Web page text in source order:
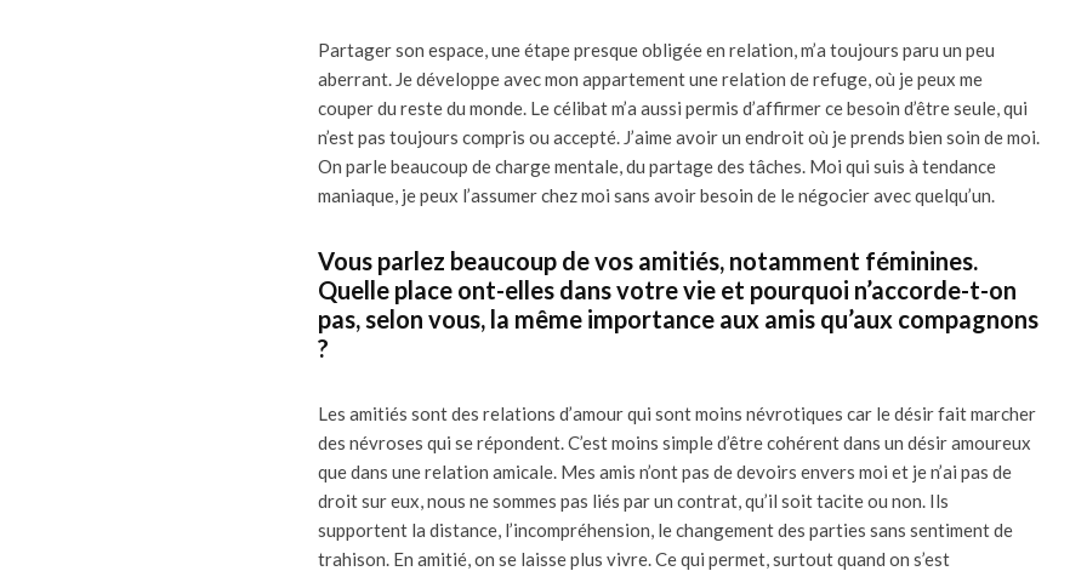
Partager son espace, une étape presque obligée en relation, m’a toujours paru un peu
aberrant. Je développe avec mon appartement une relation de refuge, où je peux me
couper du reste du monde. Le célibat m’a aussi permis d’affirmer ce besoin d’être seule, qui
n’est pas toujours compris ou accepté. J’aime avoir un endroit où je prends bien soin de moi.
On parle beaucoup de charge mentale, du partage des tâches. Moi qui suis à tendance
maniaque, je peux l’assumer chez moi sans avoir besoin de le négocier avec quelqu’un.
Vous parlez beaucoup de vos amitiés, notamment féminines.
Quelle place ont-elles dans votre vie et pourquoi n’accorde-t-on
pas, selon vous, la même importance aux amis qu’aux compagnons
?
Les amitiés sont des relations d’amour qui sont moins névrotiques car le désir fait marcher
des névroses qui se répondent. C’est moins simple d’être cohérent dans un désir amoureux
que dans une relation amicale. Mes amis n’ont pas de devoirs envers moi et je n’ai pas de
droit sur eux, nous ne sommes pas liés par un contrat, qu’il soit tacite ou non. Ils
supportent la distance, l’incompréhension, le changement des parties sans sentiment de
trahison. En amitié, on se laisse plus vivre. Ce qui permet, surtout quand on s’est